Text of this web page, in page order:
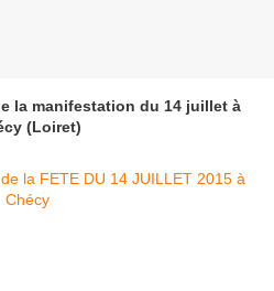
la manifestation du 14 juillet à
(Loiret)